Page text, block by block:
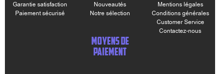
Garantie satisfaction
Paiement sécurisé
Nouveautés
Notre sélection
Mentions légales
Conditions générales
Customer Service
Contactez-nous
MOYENS DE
PAIEMENT